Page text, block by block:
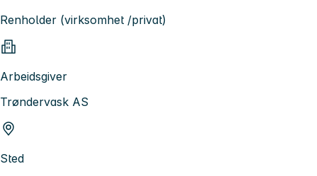
Renholder (virksomhet /privat)
Arbeidsgiver
Trøndervask AS
Sted